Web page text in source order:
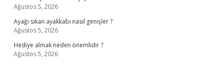
Ağustos 5, 2026
Ayağı sıkan ayakkabı nasıl genişler ?
Ağustos 5, 2026
Hediye almak neden önemlidir ?
Ağustos 5, 2026